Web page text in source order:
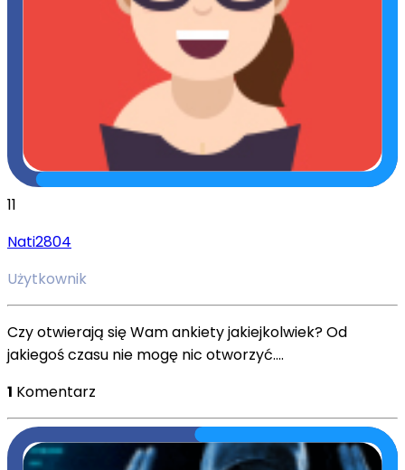
11
Nati2804
Użytkownik
Czy otwierają się Wam ankiety jakiejkolwiek? Od
jakiegoś czasu nie mogę nic otworzyć....
1 Komentarz